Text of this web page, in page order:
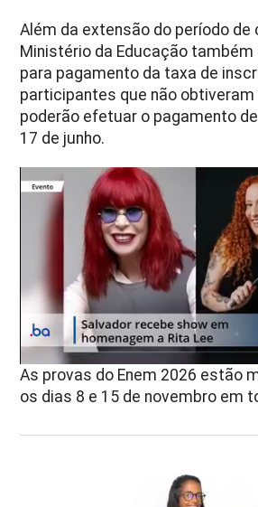
Além da extensão do período de
Ministério da Educação também
para pagamento da taxa de
participantes que não
poderão efetuar o pagamento
17 de junho.
As provas do Enem 2026 estão
os dias 8 e 15 de novembro em